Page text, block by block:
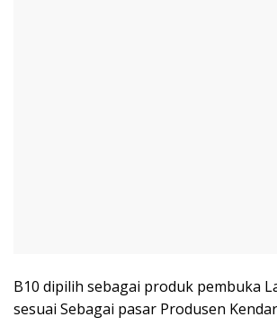
B10 dipilih sebagai produk pembuka
sesuai Sebagai pasar Produsen